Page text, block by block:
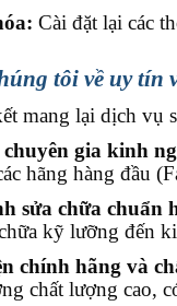
Cài đặt lại các
tôi về uy tín
mang lại dịch vụ
gia kinh
hãng hàng đầu
sửa chữa chuẩn
kỹ lưỡng đến
chính hãng và
chất lượng cao,